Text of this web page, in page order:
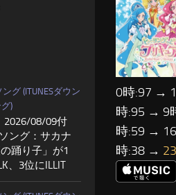
0時:97 →
時:95 → 9
時:59 →
時:38 →
グ (ITUNESダウン
)
2026/08/09付
ング：サカナ
踊り子」が1
、3位にILLIT